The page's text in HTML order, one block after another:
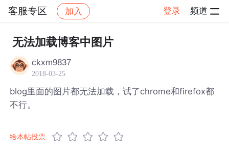
客服专区 加入 登录 频道
社区 客服专区 帖子详情
无法加载博客中图片
ckxm9837
2018-03-25
blog里面的图片都无法加载，试了chrome和firefox都
不行。
给本帖投票